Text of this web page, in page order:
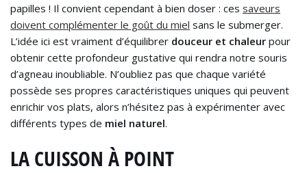
papilles ! Il convient cependant à bien doser : ces saveurs
doivent complémenter le goût du miel sans le submerger.
L’idée ici est vraiment d’équilibrer douceur et chaleur pour
obtenir cette profondeur gustative qui rendra notre souris
d’agneau inoubliable. N’oubliez pas que chaque variété
possède ses propres caractéristiques uniques qui peuvent
enrichir vos plats, alors n’hésitez pas à expérimenter avec
différents types de miel naturel.
LA CUISSON À POINT